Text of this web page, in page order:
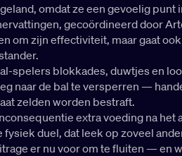
omdat ze een gevoelig punt
gecoördineerd door
om zijn effectiviteit, maar gaat
spelers blokkades, duwtjes en
naar de bal te versperren —
zelden worden bestraft.
extra voeding na het
duel, dat leek op zoveel
er nu voor om te fluiten — en